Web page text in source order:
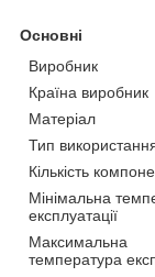
Основні
Виробник
Країна виробник
Матеріал
Тип
Кількість
Мінімальна
експлуатації
Максимальна
температура